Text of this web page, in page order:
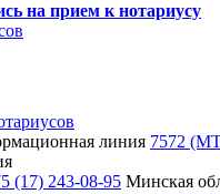
на прием к нотариусу
линия 7572
(17) 243-08-95 Минская